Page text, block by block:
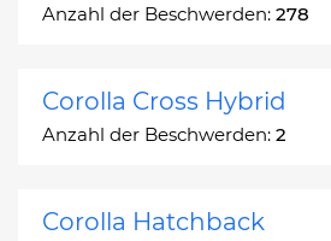
Anzahl der Beschwerden: 278
Corolla Cross Hybrid
Anzahl der Beschwerden: 2
Corolla Hatchback